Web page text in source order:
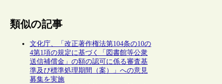
類似の記事
文化庁、「改正著作権法第104条の10の
4第1項の規定に基づく「図書館等公衆
送信補償金」の額の認可に係る審査基
準及び標準処理期間（案）」への意見
募集を実施